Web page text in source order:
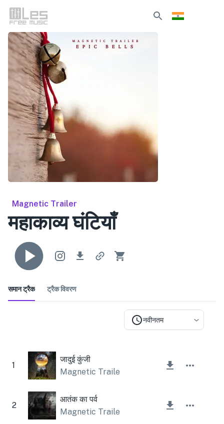
Magnetic Trailer
महाकाव्य घंटियाँ
समान ट्रैक ट्रैक विवरण
नवीनतम
1
जादुई कुंजी
Magnetic Trailer
2
आतंक का पर्व
Magnetic Trailer